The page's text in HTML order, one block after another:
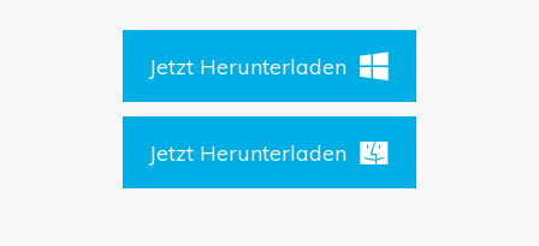
Kostenlos Testen
ALLE FUNKTIONEN ENTDECKEN
Aktuelles Thema
searchJetzt Herunterladen
Jetzt Herunterladen